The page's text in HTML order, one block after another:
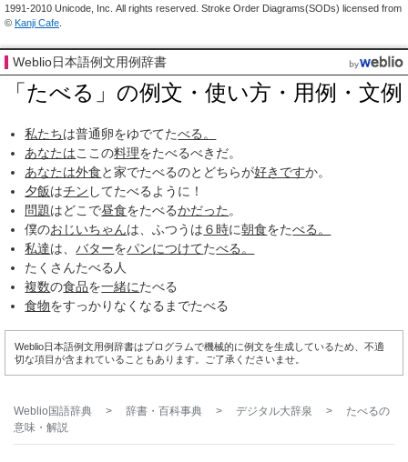
1991-2010 Unicode, Inc. All rights reserved. Stroke Order Diagrams(SODs) licensed from
© Kanji Cafe
Weblio日本語例文用例辞書
「たべる」の例文・使い方・用例・文例
私たちは普通卵をゆでてたべる。
あなたはここの料理をたべるべきだ。
あなたは外食と家でたべるのとどちらが好きですか。
夕飯はチン してたべるように！
問題はどこで昼食をたべるかだった 。
僕のおじいちゃんは、ふつうは ６時に朝食をたべる。
私達は、バターをパンにつけてたべる。
たくさんたべる人
複数の食品を一緒にたべる
食物をすっかりなくなるまでたべる
Weblio日本語例文用例辞書はプログラムで機械的に例文を生成しているため、不適
切な項目が含まれていることもあります。ご了承くださいませ。
Weblio国語辞典 > 辞書・百科事典 > デジタル大辞泉 > たべるの
意味・解説